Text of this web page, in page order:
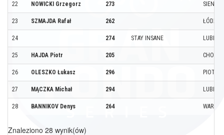
22 NOWICKI Grzegorz 273
23 SZMAJDA Rafał 262 ŁÓDŹ
24 274 STAY INSANE LUBLIN
25 HAJDA Piotr 205
26 OLESZKO Łukasz 296
27 MĄCZKA Michał 294 LUBLIN
28 BANNIKOV Denys 264
Znaleziono 28 wynik(ów)